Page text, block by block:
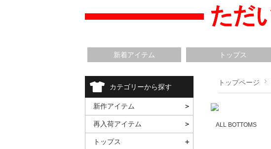
新着アイテム トップス
トップページ
ALL BOTTOMS
カテゴリーから探す
新作アイテム
再入荷アイテム
トップス